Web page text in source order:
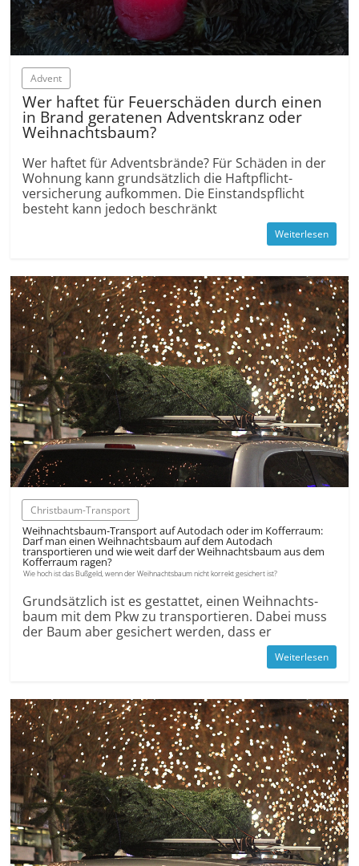
Advent
Wer haftet für Feuer­schäden durch einen
in Brand geratenen Advents­kranz oder
Weihnachts­baum?
Wer haftet für Advents­brände? Für Schäden in der
Wohnung kann grund­sätzlich die Haft­pflicht­
versicherung aufkommen. Die Einstands­pflicht
besteht kann jedoch beschränkt
Weiterlesen
Christbaum-Transport
Weihnachts­baum-Transport auf Autodach oder im Kofferraum:
Darf man einen Weihnachts­baum auf dem Autodach
transportieren und wie weit darf der Weihnachts­baum aus dem
Kofferraum ragen?
Wie hoch ist das Bußgeld, wenn der Weihnachts­baum nicht korrekt gesichert ist?
Grund­sätzlich ist es gestattet, einen Weihnachts­
baum mit dem Pkw zu transportieren. Dabei muss
der Baum aber gesichert werden, dass er
Weiterlesen